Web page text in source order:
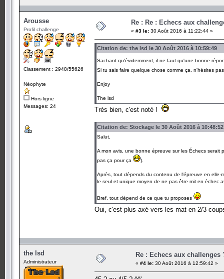
Arousse
Profil challenge
Classement : 2948/55626
Néophyte
Hors ligne
Messages: 24
Re : Re : Echecs aux
« #3 le: 30 Août 2016 à 11:22:44 »
Citation de: the lsd le 30 Août 2016 à 10:59:49
Sachant qu'évidemment, il ne faut qu'une bonne
Si tu sais faire quelque chose comme ça, n'hésites
Enjoy
The lsd
Très bien, c'est noté !
Citation de: Stockage le 30 Août 2016 à 10:48:52
Salut,
A mon avis, une bonne épreuve sur les Échecs serait
pas ça pour ça
).
Après, tout dépends du contenu de l'épreuve en
le seul et unique moyen de ne pas être mit en échec
Bref, tout dépend de ce que tu proposes
Oui, c'est plus axé vers les mat en 2/3
the lsd
Administrateur
Re : Echecs aux challenges
« #4 le: 30 Août 2016 à 12:59:42 »